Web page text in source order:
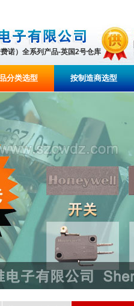
诺）全系列产品-英国2号仓库
分类选型 按制造商选型